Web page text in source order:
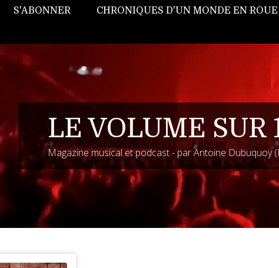
S'ABONNER CHRONIQUES D'UN MONDE EN
LE VOLUME SUR
Magazine musical et podcast - par Antoine Dubuquoy